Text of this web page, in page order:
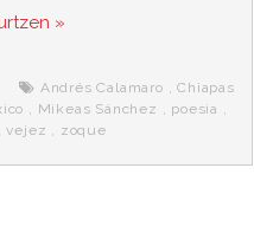
n
e
e
s
r
a
»
Andrés Calamaro ,Chiapas
Mikeas Sánchez poesia
,vejez zoque